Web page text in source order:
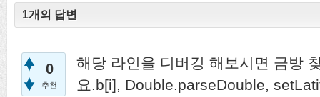
1개의 답변
0
추천
해당 라인을 디버깅 해보시면 금방
요.b[i], Double.parseDouble,